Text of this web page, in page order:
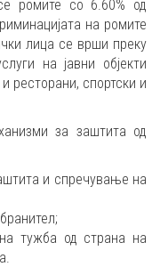
ромите со 6.60% од
на ромите
лица се врши преку
на јавни објекти
ресторани, спортски и
за заштита од
и спречување на
тужба од страна на